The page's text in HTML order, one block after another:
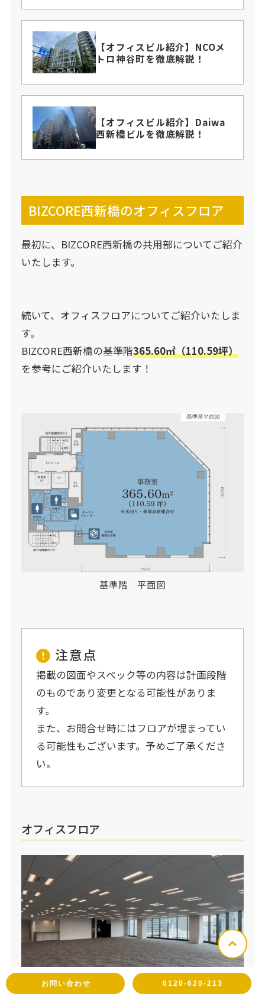
【オフィスビル紹介】NCOメ
トロ神谷町を徹底解説！
【オフィスビル紹介】Daiwa
西新橋ビルを徹底解説！
BIZCORE西新橋のオフィスフロア
最初に、BIZCORE西新橋の共用部についてご紹介
いたします。
続いて、オフィスフロアについてご紹介いたしま
す。
BIZCORE西新橋の基準階365.60㎡（110.59坪）
を参考にご紹介いたします！
基準階 平面図
注意点
掲載の図面やスペック等の内容は計画段階
のものであり変更となる可能性がありま
す。
また、お問合せ時にはフロアが埋まってい
る可能性もございます。予めご了承くださ
い。
オフィスフロア
お問い合わせ 0120-620-213